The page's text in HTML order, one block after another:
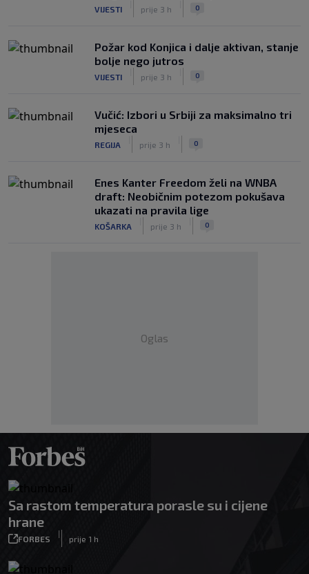
VIJESTI prije 3 h 0
Požar kod Konjica i dalje aktivan, stanje
bolje nego jutros
VIJESTI prije 3 h 0
Vučić: Izbori u Srbiji za maksimalno tri
mjeseca
REGIJA prije 3 h 0
Enes Kanter Freedom želi na WNBA
draft: Neobičnim potezom pokušava
ukazati na pravila lige
KOŠARKA prije 3 h 0
Oglas
Sa rastom temperatura porasle su i cijene
hrane
FORBES
|
prije 1 h